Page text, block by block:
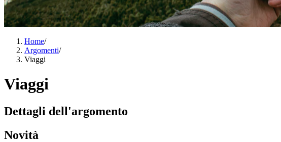
Home/
Argomenti/
Viaggi
Viaggi
Dettagli dell'argomento
Novità